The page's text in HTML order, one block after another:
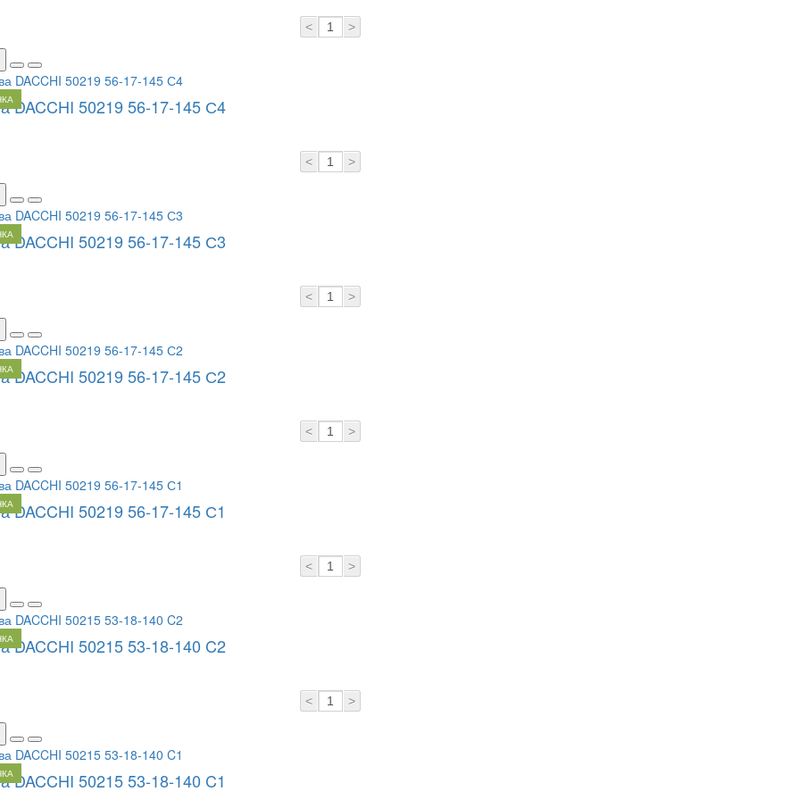
< >
DACCHI 50219 56-17-145 С4
< >
DACCHI 50219 56-17-145 С3
< >
DACCHI 50219 56-17-145 С2
< >
DACCHI 50219 56-17-145 С1
< >
DACCHI 50215 53-18-140 C2
< >
DACCHI 50215 53-18-140 C1